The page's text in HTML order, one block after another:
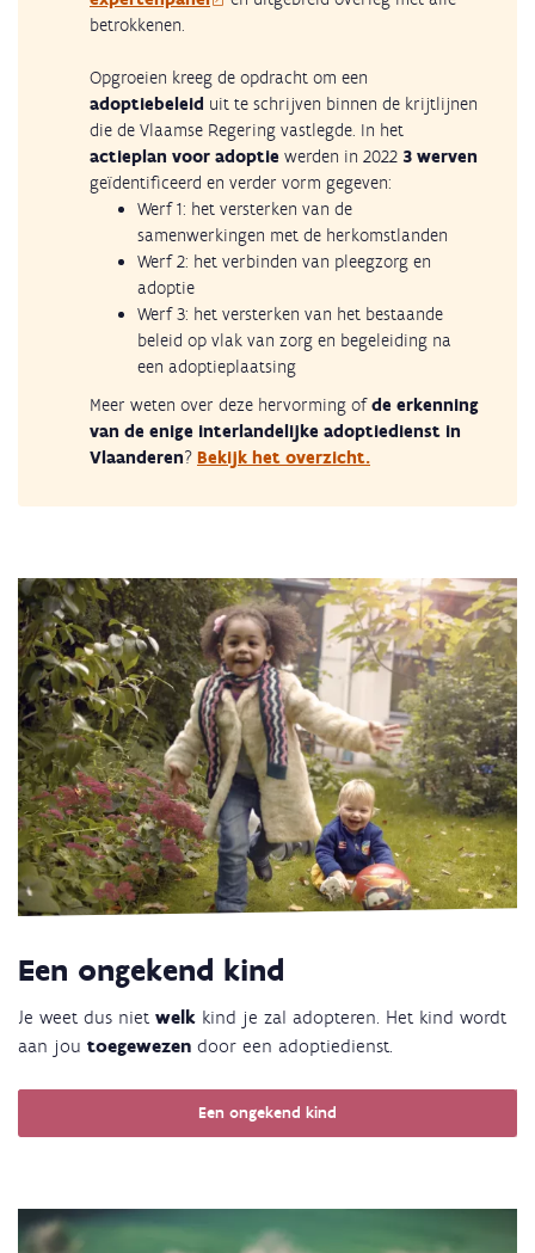
betrokkenen.
Opgroeien kreeg de opdracht om een
adoptiebeleid uit te schrijven binnen de krijtlijnen
die de Vlaamse Regering vastlegde. In het
actieplan voor adoptie werden in 2022 3 werven
geïdentificeerd en verder vorm gegeven:
Werf 1: het versterken van de
samenwerkingen met de herkomstlanden
Werf 2: het verbinden van pleegzorg en
adoptie
Werf 3: het versterken van het bestaande
beleid op vlak van zorg en begeleiding na
een adoptieplaatsing
Meer weten over deze hervorming ofde erkenning
van de enige interlandelijke adoptiedienst in
Vlaanderen? Bekijk het overzicht.
Een ongekend kind
Je weet dus niet welk kind je zal adopteren. Het kind wordt
aan jou toegewezen door een adoptiedienst.
Een ongekend kind